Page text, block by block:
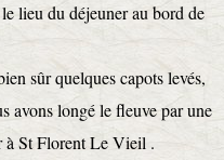
lieu du déjeuner au bord de
sûr quelques capots levés,
avons longé le fleuve par une
à St Florent Le Vieil .